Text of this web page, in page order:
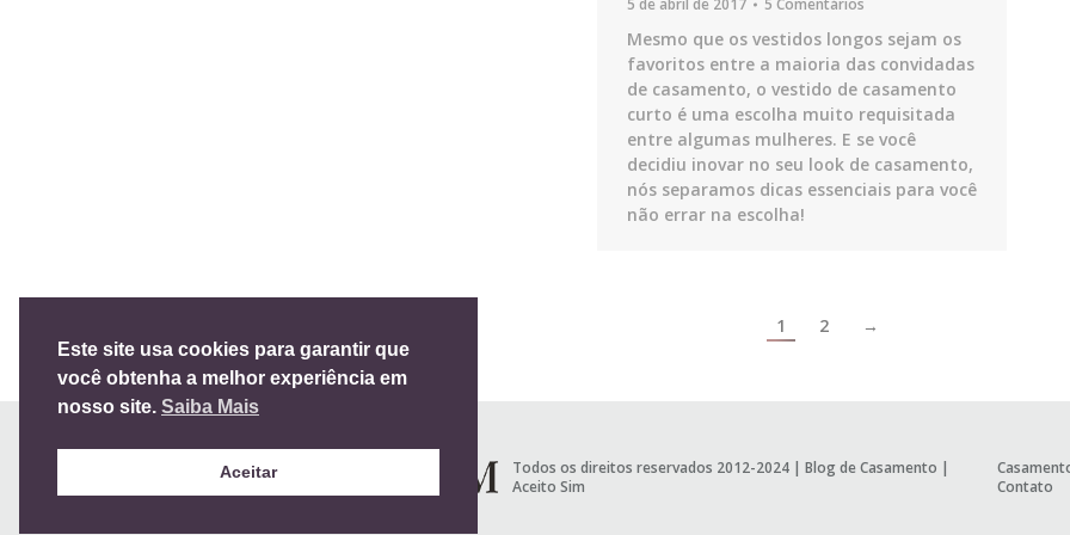
5 de abril de 2017
5 Comentários
Mesmo que os vestidos longos sejam os
favoritos entre a maioria das convidadas
de casamento, o vestido de casamento
curto é uma escolha muito requisitada
entre algumas mulheres. E se você
decidiu inovar no seu look de casamento,
nós separamos dicas essenciais para você
não errar na escolha!
1 2 →
Todos os direitos reservados 2012-2024 | Blog de Casamento |
Aceito Sim
Contato
Este site usa cookies para garantir que
você obtenha a melhor experiência em
nosso site. Saiba Mais
Aceitar